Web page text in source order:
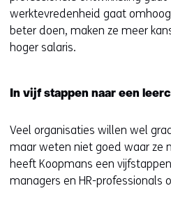
werktevredenheid gaat
beter doen, maken ze meer
hoger salaris.
In vijf stappen naar een
Veel organisaties willen wel
maar weten niet goed waar ze
heeft Koopmans een
managers en HR-professionals